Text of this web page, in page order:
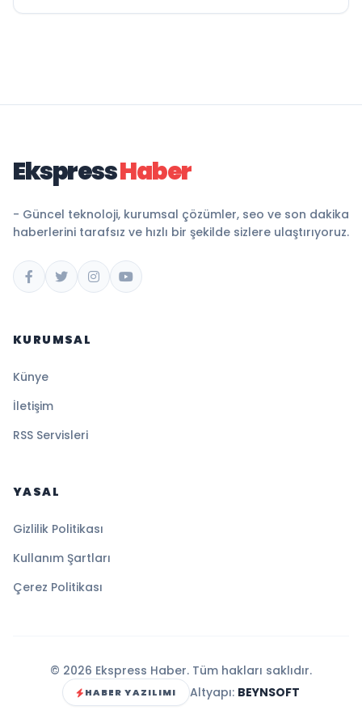
EkspressHaber
- Güncel teknoloji, kurumsal çözümler, seo ve son dakika
haberlerini tarafsız ve hızlı bir şekilde sizlere ulaştırıyoruz.
KURUMSAL
Künye
İletişim
RSS Servisleri
YASAL
Gizlilik Politikası
Kullanım Şartları
Çerez Politikası
© 2026 Ekspress Haber. Tüm hakları saklıdır.
HABER YAZILIMI Altyapı: BEYNSOFT